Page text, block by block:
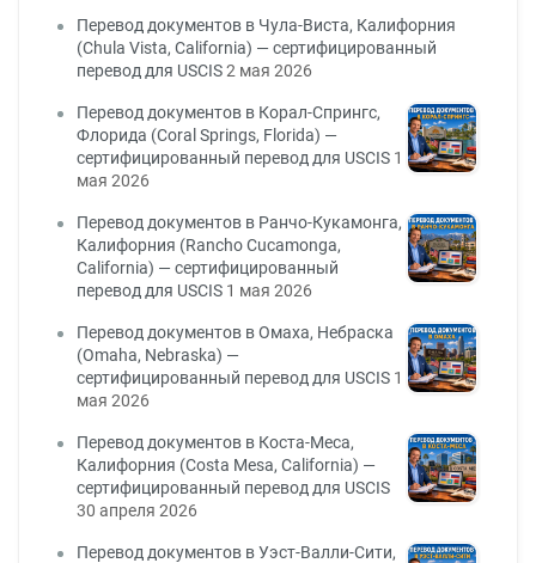
Перевод документов в Чула-Виста, Калифорния
(Chula Vista, California) — сертифицированный
перевод для USCIS2 мая 2026
Перевод документов в Корал-Спрингс,
Флорида (Coral Springs, Florida) —
сертифицированный перевод для USCIS 1
мая 2026
Перевод документов в Ранчо-Кукамонга,
Калифорния (Rancho Cucamonga,
California) — сертифицированный
перевод для USCIS 1 мая 2026
Перевод документов в Омаха, Небраска
(Omaha, Nebraska) —
сертифицированный перевод для USCIS 1
мая 2026
Перевод документов в Коста-Меса,
Калифорния (Costa Mesa, California) —
сертифицированный перевод для USCIS
30 апреля 2026
Перевод документов в Уэст-Валли-Сити,